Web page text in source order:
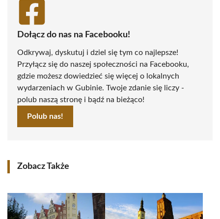
Dołącz do nas na Facebooku!
Odkrywaj, dyskutuj i dziel się tym co najlepsze!
Przyłącz się do naszej społeczności na Facebooku,
gdzie możesz dowiedzieć się więcej o lokalnych
wydarzeniach w Gubinie. Twoje zdanie się liczy -
polub naszą stronę i bądź na bieżąco!
Polub nas!
Zobacz Także